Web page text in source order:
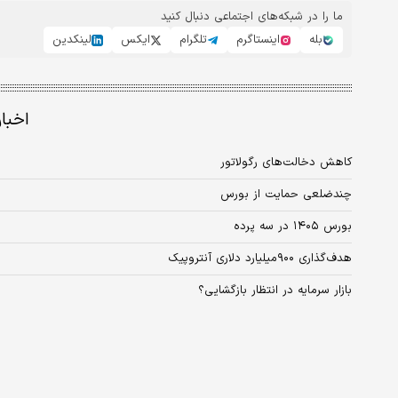
ما را در شبکه‌های اجتماعی دنبال کنید
بله
اینستاگرم تلگرام ایکس لینکدین
کاهش دخالت‌های رگولاتور
چندضلعی حمایت از بورس
بورس ۱۴۰۵ در سه پرده
هدف‌گذاری ۹۰۰‌میلیارد دلاری آنتروپیک
بازار سرمایه در انتظار بازگشایی؟